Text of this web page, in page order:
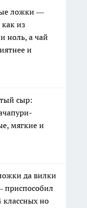
ложки —
из
ноль, а чай
и
сыр:
мягкие и
да вилки
классных но